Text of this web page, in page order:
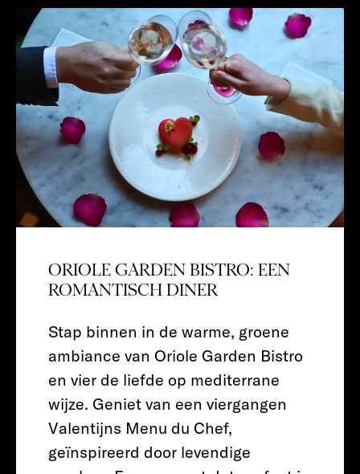
ORIOLE GARDEN BISTRO: EEN
ROMANTISCH DINER
Stap binnen in de warme, groene
ambiance van Oriole Garden Bistro
en vier de liefde op mediterrane
wijze. Geniet van een viergangen
Valentijns Menu du Chef,
geïnspireerd door levendige